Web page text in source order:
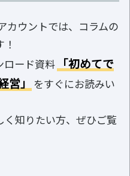
カウントでは、コラムの
ロード資料 「初めてで
営」 をすぐにお読みい
知りたい方、ぜひご覧